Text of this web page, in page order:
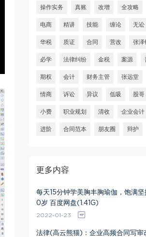
操作实务 真账 改增 全攻略
电商 精讲 技能 缠论 无讼
华税 质证 合同 营改 张泽
必学 法律纠纷 金税 案源
期权 会计 财务主管 张远堂
情商 诉讼 异议 低吸 股哥
小费 职业规划 清收 企业会计
进阶 合同范本 朋友圈 辩护
更多内容
每天15分钟学美胸丰胸瑜伽，饱满
0岁 百度网盘(1.41G)
2022-01-23
法律(高云熊猫)：企业高频合同写审